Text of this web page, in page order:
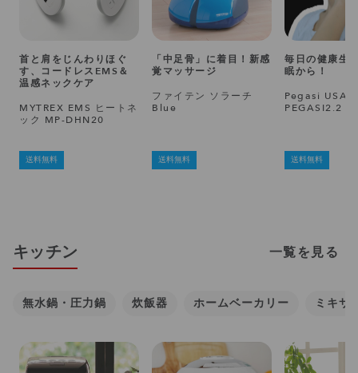
首と肩をじんわりほぐ
す、コードレスEMS＆
温感ネックケア
MYTREX EMS ヒートネ
ック MP-DHN20
送料無料
「中足骨」に着目！新感
覚マッサージ
ファイテン ソラーチ
Blue
送料無料
毎日の健康生
眠から！
Pegasi USA
PEGASI2.2
送料無料
キッチン 一覧を見る
無水鍋・圧力鍋 炊飯器 ホームベーカリー ミキサ